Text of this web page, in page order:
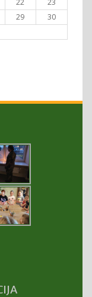
22
23
29
30